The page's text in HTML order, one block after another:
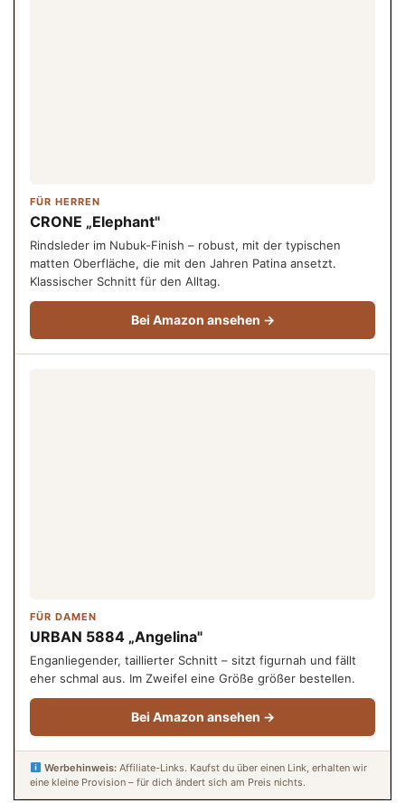
FÜR HERREN
CRONE „Elephant"
Rindsleder im Nubuk-Finish – robust, mit der typischen
matten Oberfläche, die mit den Jahren Patina ansetzt.
Klassischer Schnitt für den Alltag.
Bei Amazon ansehen →
FÜR DAMEN
URBAN 5884 „Angelina"
Enganliegender, taillierter Schnitt – sitzt figurnah und fällt
eher schmal aus. Im Zweifel eine Größe größer bestellen.
Bei Amazon ansehen →
Werbehinweis:Affiliate-Links. Kaufst du über einen Link, erhalten wir
eine kleine Provision – für dich ändert sich am Preis nichts.